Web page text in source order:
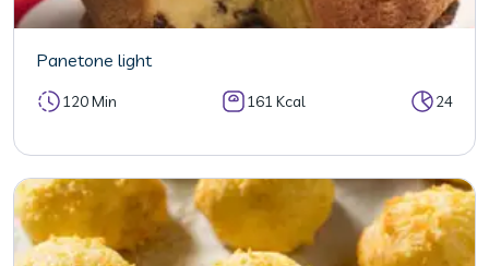
Panetone light
120 Min 161 Kcal 24